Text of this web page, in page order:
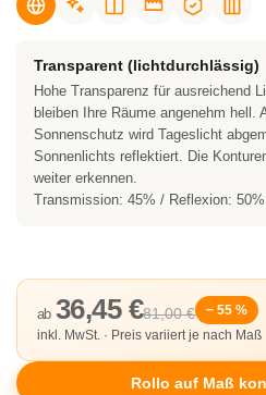
Transparent (lichtdurchlässig)
Hohe Transparenz für ausreichend
bleiben Ihre Räume angenehm hell.
Sonnenschutz wird Tageslicht
Sonnenlichts reflektiert. Die
weiter erkennen.
Transmission: 45% / Reflexion:
81,00 €
ab 36,45 €
− 55 %
inkl. MwSt. · Preis variiert je nach Maß
Rollo auf Maß